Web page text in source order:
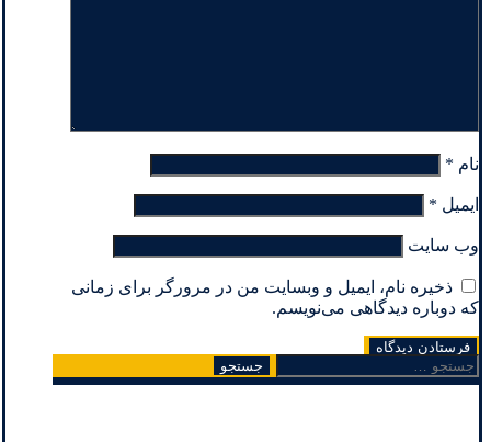
نام *
ایمیل *
وب‌ سایت
ذخیره نام، ایمیل و وبسایت من در مرورگر برای زمانی
که دوباره دیدگاهی می‌نویسم.
جستجو
برای: